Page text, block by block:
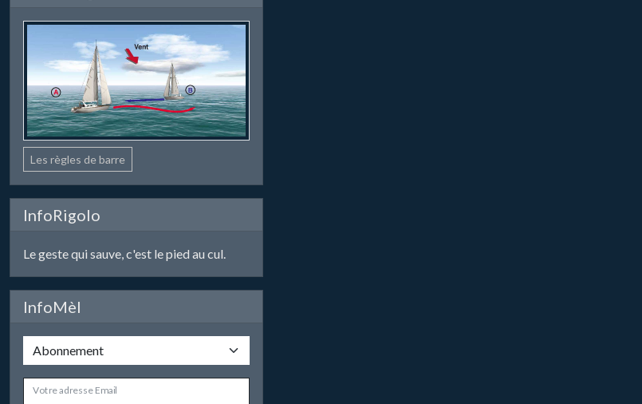
Les règles de barre
InfoRigolo
Le geste qui sauve, c'est le pied au cul.
InfoMèl
Votre adresse Email